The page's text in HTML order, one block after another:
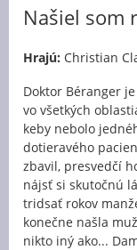
Našiel som
Hrajú: Christian
Doktor Béranger
vo všetkých
keby nebolo
dotieravého
zbavil, presvedčí
nájsť si skutočnú
tridsať rokov
konečne našla
nikto iný ako...